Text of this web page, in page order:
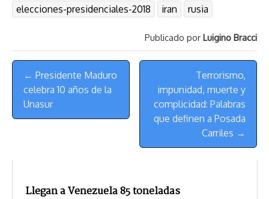
a
d
L
i
k
t
s
A
p
b
o
k
o
d
o
n
s
k
y
a
m
l
e
s
t
elecciones-presidenciales-2018
iran rusia
Publicado por Luigino Bracci
Menú
de
Navegación
← Presidente Maduro
celebra 10 años de la
Unasur
Terrorismo,
impunidad, muerte y
complicidad: Palabras
que definen a Posada
Carriles →
Llegan a Venezuela 85 toneladas